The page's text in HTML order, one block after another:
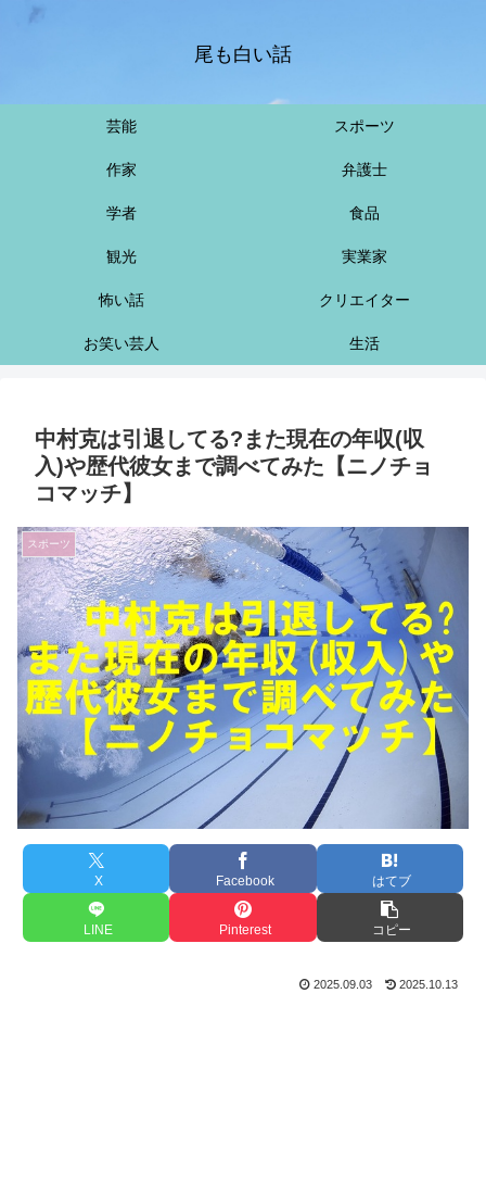
尾も白い話
芸能 スポーツ
作家 弁護士
学者 食品
観光 実業家
怖い話 クリエイター
お笑い芸人 生活
中村克は引退してる?また現在の年収(収
入)や歴代彼女まで調べてみた【ニノチョ
コマッチ】
スポーツ
X Facebook はてブ
LINE Pinterest コピー
2025.09.03 2025.10.13